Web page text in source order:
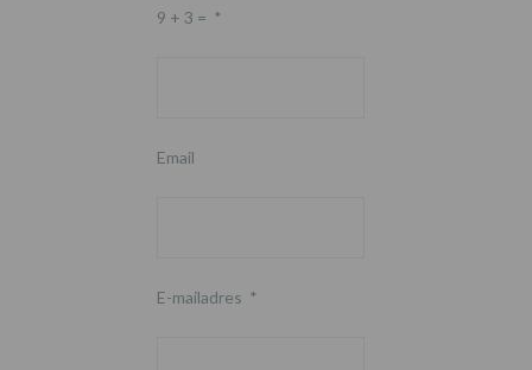
9 + 3 = *
Email
E-mailadres *